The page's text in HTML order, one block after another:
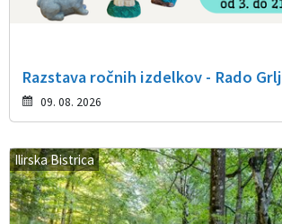
Razstava ročnih izdelkov - Rado Grlj
09. 08. 2026
Ilirska Bistrica